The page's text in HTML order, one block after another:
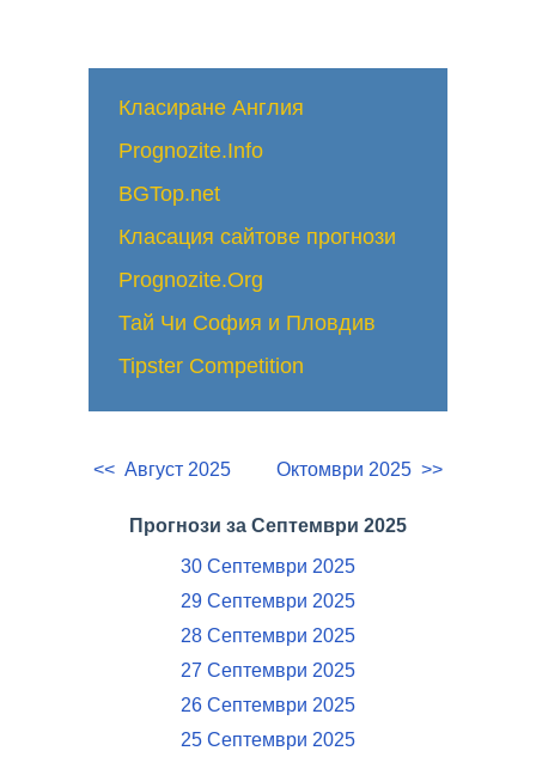
Класиране Англия
Prognozite.Info
BGTop.net
Класация сайтове прогнози
Prognozite.Org
Тай Чи София и Пловдив
Tipster Competition
<< Август 2025 Октомври 2025 >>
Прогнози за Септември 2025
30 Септември 2025
29 Септември 2025
28 Септември 2025
27 Септември 2025
26 Септември 2025
25 Септември 2025